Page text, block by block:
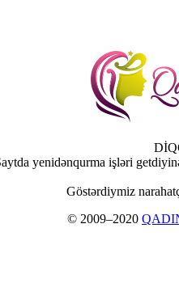
yenidənqurma işləri
Göstərdiymiz
© 2009–2020